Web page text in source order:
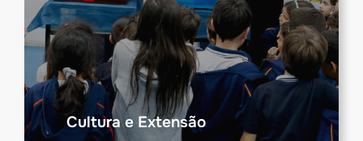
Cultura e Extensão